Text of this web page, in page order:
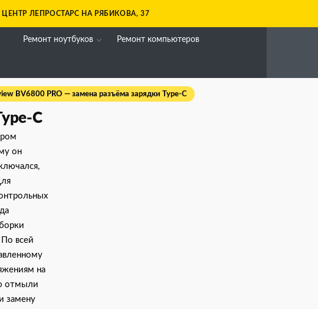
ЛЕПРОСТАРС НА РЯБИКОВА, 37
Ремонт ноутбуков Ремонт компьютеров
BV6800 PRO — замена разъёма зарядки Type-C
C
он
всей
на
отмыли
замену